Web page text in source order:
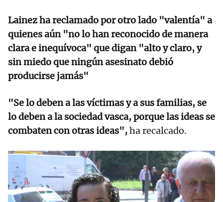
Lainez ha reclamado por otro lado "valentía" a
quienes aún "no lo han reconocido de manera
clara e inequívoca" que digan "alto y claro, y
sin miedo que ningún asesinato debió
producirse jamás"
"Se lo deben a las víctimas y a sus familias, se
lo deben a la sociedad vasca, porque las ideas se
combaten con otras ideas",ha recalcado.